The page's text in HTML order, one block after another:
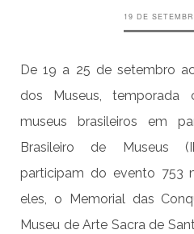
19 DE
De 19 a 25 de setembro
dos Museus, temporada
museus brasileiros em
Brasileiro de Museus
participam do evento 753
eles, o Memorial das
Museu de Arte Sacra de